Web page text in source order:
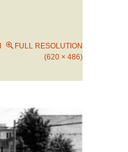
FULL RESOLUTION
(620 × 486)